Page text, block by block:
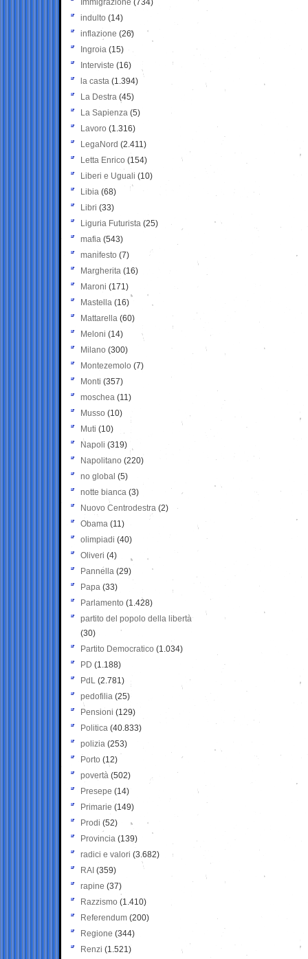
Immigrazione (734)
indulto (14)
inflazione (26)
Ingroia (15)
Interviste (16)
la casta (1.394)
La Destra (45)
La Sapienza (5)
Lavoro (1.316)
LegaNord (2.411)
Letta Enrico (154)
Liberi e Uguali (10)
Libia (68)
Libri (33)
Liguria Futurista (25)
mafia (543)
manifesto (7)
Margherita (16)
Maroni (171)
Mastella (16)
Mattarella (60)
Meloni (14)
Milano (300)
Montezemolo (7)
Monti (357)
moschea (11)
Musso (10)
Muti (10)
Napoli (319)
Napolitano (220)
no global (5)
notte bianca (3)
Nuovo Centrodestra (2)
Obama (11)
olimpiadi (40)
Oliveri (4)
Pannella (29)
Papa (33)
Parlamento (1.428)
partito del popolo della libertà
(30)
Partito Democratico (1.034)
PD (1.188)
PdL (2.781)
pedofilia (25)
Pensioni (129)
Politica (40.833)
polizia (253)
Porto (12)
povertà (502)
Presepe (14)
Primarie (149)
Prodi (52)
Provincia (139)
radici e valori (3.682)
RAI (359)
rapine (37)
Razzismo (1.410)
Referendum (200)
Regione (344)
Renzi (1.521)